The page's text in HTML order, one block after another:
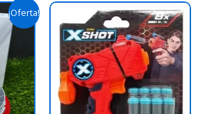
¡Oferta!
$ 40.000,00.